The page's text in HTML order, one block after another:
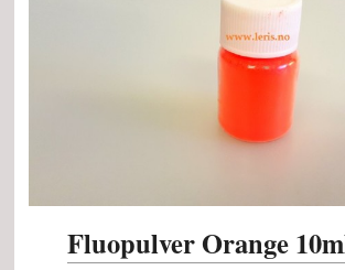
Fluopulver Orange